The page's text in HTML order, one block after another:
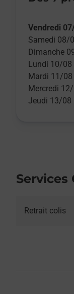
Vendredi
Samedi 08/
Dimanche
Lundi 10/08
Mardi 11/08
Mercredi
Jeudi 13/08
Services
Retrait colis